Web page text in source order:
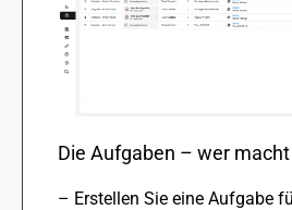
Die Aufgaben – wer
– Erstellen Sie eine Aufgabe